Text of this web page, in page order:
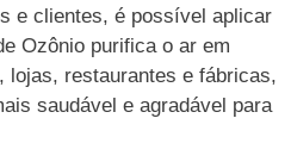
e clientes, é possível aplicar
Ozônio purifica o ar em
lojas, restaurantes e fábricas,
saudável e agradável para